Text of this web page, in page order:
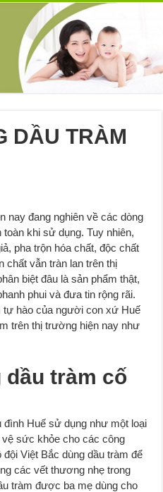
DẦU TRÀM
nay đang nghiên về các dòng
khi sử dụng. Tuy nhiên,
pha trộn hóa chất, độc chất
chất vẫn tràn lan trên thị
biệt đâu là sản phẩm thật,
phui và đưa tin rộng rãi.
tự hào của người con xứ Huế
trên thị trường hiện nay như
dầu tràm cố
Huế sử dụng như một loại
sức khỏe cho các công
Việt Bắc dùng dầu tràm để
các vết thương nhẹ trong
tràm được ba mẹ dùng cho